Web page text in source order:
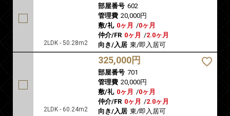
2LDK - 50.28m2
部屋番号 602
管理費 20,000円
敷/礼 0ヶ月 /0ヶ月
仲介/FR 0ヶ月 /2.0ヶ月
向き/入居 東/即入居可
2LDK - 60.24m2
325,000円
部屋番号 701
管理費 20,000円
敷/礼 0ヶ月 /0ヶ月
仲介/FR 0ヶ月 /2.0ヶ月
向き/入居 東/即入居可